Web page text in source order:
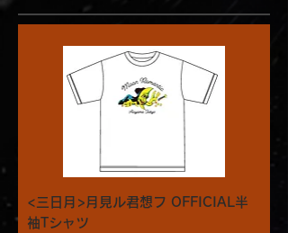
<三日月>月見ル君想フ OFFICIAL半
袖Tシャツ